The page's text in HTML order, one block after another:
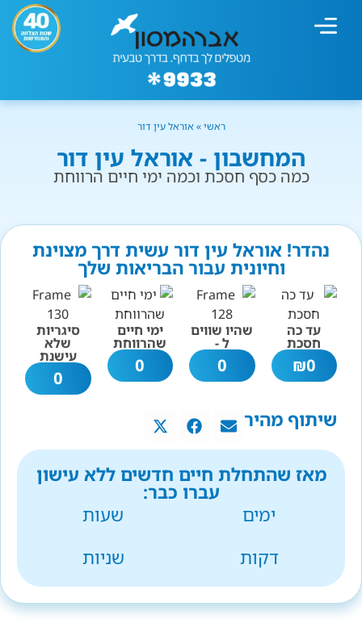
ראשי» אוראל עין דור
המחשבון - אוראל עין דור
כמה כסף חסכת וכמה ימי חיים הרווחת
נהדר! אוראל עין דור עשית דרך מצוינת
וחיונית עבור הבריאות שלך
עד כה
חסכת
0
₪
שהיו שווים
ל -
0
ימי חיים
שהרווחת
0
סיגריות
שלא
עישנת
0
שיתוף מהיר
מאז שהתחלת חיים חדשים ללא עישון
עברו כבר:
ימים
שעות
דקות
שניות